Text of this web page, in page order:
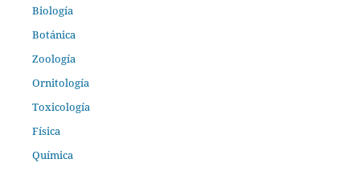
Biología
Botánica
Zoología
Ornitología
Toxicología
Física
Química